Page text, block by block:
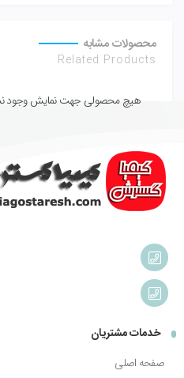
محصولات مشابه
Related Products
هیچ محصولی جهت نمایش وجود
خدمات مشتریان
صفحه اصلی